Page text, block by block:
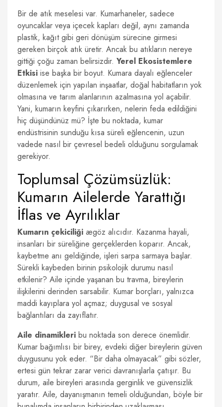
Bir de atık meselesi var. Kumarhaneler, sadece
oyuncaklar veya içecek kapları değil, aynı zamanda
plastik, kağıt gibi geri dönüşüm sürecine girmesi
gereken birçok atık üretir. Ancak bu atıkların nereye
gittiği çoğu zaman belirsizdir. Yerel Ekosistemlere
Etkisi ise başka bir boyut. Kumara dayalı eğlenceler
düzenlemek için yapılan inşaatlar, doğal habitatların yok
olmasına ve tarım alanlarının azalmasına yol açabilir.
Yani, kumarın keyfini çıkarırken, nelerin feda edildiğini
hiç düşündünüz mü? İşte bu noktada, kumar
endüstrisinin sunduğu kısa süreli eğlencenin, uzun
vadede nasıl bir çevresel bedeli olduğunu sorgulamak
gerekiyor.
Toplumsal Çözümsüzlük:
Kumarın Ailelerde Yarattığı
İflas ve Ayrılıklar
Kumarın çekiciliği ægöz alıcıdır. Kazanma hayali,
insanları bir süreliğine gerçeklerden koparır. Ancak,
kaybetme anı geldiğinde, işleri sarpa sarmaya başlar.
Sürekli kaybeden birinin psikolojik durumu nasıl
etkilenir? Aile içinde yaşanan bu travma, bireylerin
ilişkilerini derinden sarsabilir. Kumar borçları, yalnızca
maddi kayıplara yol açmaz; duygusal ve sosyal
bağlantıları da zayıflatır.
Aile dinamikleri bu noktada son derece önemlidir.
Kumar bağımlısı bir birey, evdeki diğer bireylerin güven
duygusunu yok eder. “Bir daha olmayacak” gibi sözler,
ertesi gün tekrar zarar verici davranışlarla çatışır. Bu
durum, aile bireyleri arasında gerginlik ve güvensizlik
yaratır. Aile, dayanışmanın temeli olduğundan, böyle bir